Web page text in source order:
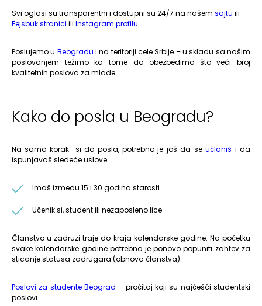
Svi oglasi su transparentni i dostupni su 24/7 na našem sajtu ili
Fejsbuk stranici ili Instagram profilu.
Poslujemo u Beogradu i na teritoriji cele Srbije – u skladu sa našim
poslovanjem težimo ka tome da obezbedimo što veći broj
kvalitetnih poslova za mlade.
Kako do posla u Beogradu?
Na samo korak si do posla, potrebno je još da seučlaniš i da
ispunjavaš sledeće uslove:
Imaš između 15 i 30 godina starosti
Učenik si, student ili nezaposleno lice
Članstvo u zadruzi traje do kraja kalendarske godine. Na početku
svake kalendarske godine potrebno je ponovo popuniti zahtev za
sticanje statusa zadrugara (obnova članstva).
Poslovi za studente Beograd – pročitaj koji su najčešći studentski
poslovi.